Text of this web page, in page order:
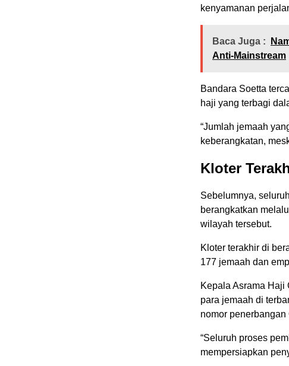
kenyamanan
Baca Juga :
Anti-Mainstream
Bandara Soetta
haji yang terbagi
“Jumlah jemaah
keberangkatan,
Kloter
Sebelumnya,
berangkatkan
wilayah tersebut.
Kloter terakhir di
177 jemaah dan
Kepala Asrama Haji
para jemaah di
nomor penerbangan
“Seluruh proses
mempersiapkan